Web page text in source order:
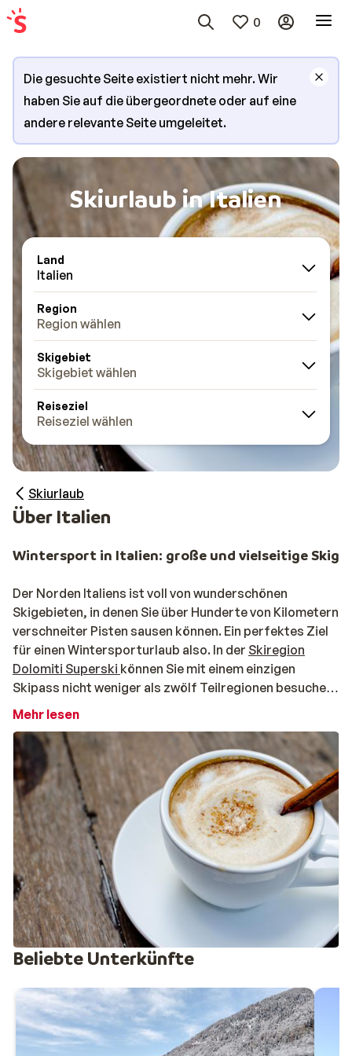
0
Die gesuchte Seite existiert nicht mehr. Wir
haben Sie auf die übergeordnete oder auf eine
andere relevante Seite umgeleitet.
Skiurlaub in Italien
Land
Italien
Region
Region wählen
Skigebiet
Skigebiet wählen
Reiseziel
Reiseziel wählen
Skiurlaub
Über Italien
Wintersport in Italien: große und vielseitige
Der Norden Italiens ist voll von wunderschönen
Skigebieten, in denen Sie über Hunderte von Kilometern
verschneiter Pisten sausen können. Ein perfektes Ziel
für einen Wintersporturlaub also. In der Skiregion
Dolomiti Superski können Sie mit einem einzigen
Skipass nicht weniger als zwölf Teilregionen besuchen,
die zusammen mehr als 1.200 Pistenkilometer
Dolomiten atemberaubend schön. Pontedilegno-
Tonale ist ein kleineres Gebiet, liegt aber über 1.800
Meter. Gut für eine schöne Schneepackung. Erfahrene
Skifahrer, die eine Herausforderung suchen, werden im
reizvollen
Val di Sole mit seinen über 35 Kilometern
schwarzer Pisten und Off-Piste-Möglichkeiten fündig.
Von Via Lattea aus können Sie auch in Frankreich Ski
fahren. In welchem Skigebiet werden Sie demnächst die
Schau stehlen?
Ein Skiurlaub in Italien: ein Erfolg für jede Party
Ein Wintersporturlaub im Norden Italiens ist ein
hundertprozentiges Vergnügen. Und ganz gleich, ob
Mehr lesen
Beliebte Unterkünfte